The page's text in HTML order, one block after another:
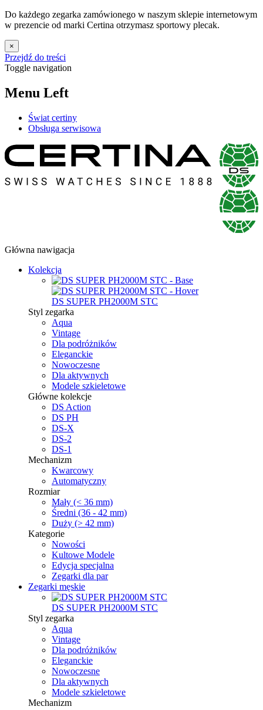
Do każdego zegarka zamówionego w naszym sklepie internetowym
w prezencie od marki Certina otrzymasz sportowy plecak.
×
Przejdź do treści
Toggle navigation
Menu Left
Świat certiny
Obsługa serwisowa
Główna nawigacja
Kolekcja
DS SUPER PH2000M STC
Styl zegarka
Aqua
Vintage
Dla podróżników
Eleganckie
Nowoczesne
Dla aktywnych
Modele szkieletowe
Główne kolekcje
DS Action
DS PH
DS-X
DS-2
DS-1
Mechanizm
Kwarcowy
Automatyczny
Rozmiar
Mały (< 36 mm)
Średni (36 - 42 mm)
Duży (> 42 mm)
Kategorie
Nowości
Kultowe Modele
Edycja specjalna
Zegarki dla par
Zegarki męskie
DS SUPER PH2000M STC
Styl zegarka
Aqua
Vintage
Dla podróżników
Eleganckie
Nowoczesne
Dla aktywnych
Modele szkieletowe
Mechanizm